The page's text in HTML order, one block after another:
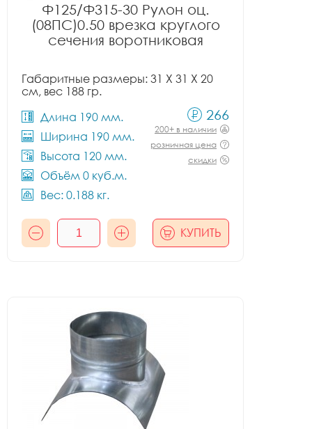
Ф125/Ф315-30 Рулон оц.
(08ПС)0.50 врезка круглого
сечения воротниковая
Габаритные размеры: 31 X 31 X 20
см, вес 188 гр.
Длина 190 мм.
Ширина 190 мм.
Высота 120 мм.
Объём 0 куб.м.
Вес: 0.188 кг.
266
200+ в наличии
розничная цена
скидки
КУПИТЬ